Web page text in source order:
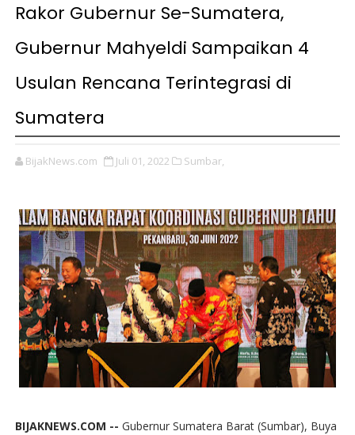
Rakor Gubernur Se-Sumatera,
Gubernur Mahyeldi Sampaikan 4
Usulan Rencana Terintegrasi di
Sumatera
BijakNews.com Juli 01, 2022 Sumbar,
BIJAKNEWS.COM -- Gubernur Sumatera Barat (Sumbar), Buya